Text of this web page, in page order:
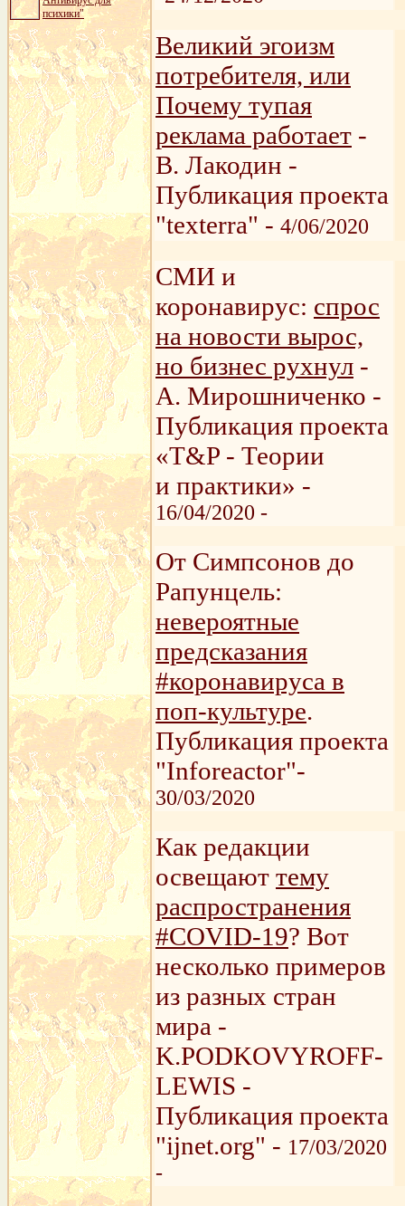
психики"
Великий эгоизм
потребителя, или
Почему тупая
реклама работает -
В. Лакодин -
Публикация проекта
"texterra" - 4/06/2020
СМИ и
коронавирус: спрос
на новости вырос,
но бизнес рухнул -
А. Мирошниченко -
Публикация проекта
«T&P - Теории
и практики» -
16/04/2020 -
От Симпсонов до
Рапунцель:
невероятные
предсказания
#коронавируса в
поп-культуре.
Публикация проекта
"Inforeactor"-
30/03/2020
Как редакции
освещают тему
распространения
#COVID-19? Вот
несколько примеров
из разных стран
мира -
K.PODKOVYROFF-
LEWIS -
Публикация проекта
"ijnet.org" - 17/03/2020
-